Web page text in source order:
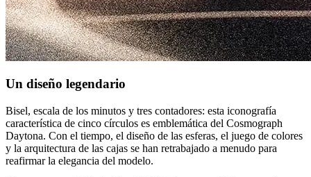
Un diseño legendario
Bisel, escala de los minutos y tres contadores: esta iconografía
característica de cinco círculos es emblemática del Cosmograph
Daytona. Con el tiempo, el diseño de las esferas, el juego de colores
y la arquitectura de las cajas se han retrabajado a menudo para
reafirmar la elegancia del modelo.